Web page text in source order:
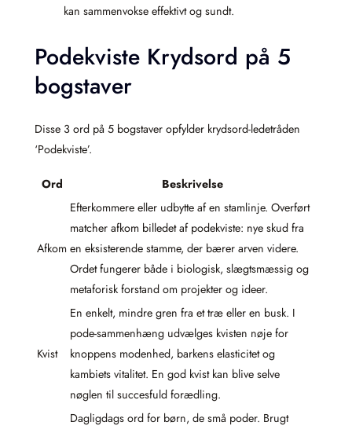
kan sammenvokse effektivt og sundt.
Podekviste Krydsord på 5
bogstaver
Disse 3 ord på 5 bogstaver opfylder krydsord-ledetråden
‘Podekviste’.
Ord Beskrivelse
Afkom
Efterkommere eller udbytte af en stamlinje. Overført
matcher afkom billedet af podekviste: nye skud fra
en eksisterende stamme, der bærer arven videre.
Ordet fungerer både i biologisk, slægtsmæssig og
metaforisk forstand om projekter og ideer.
Kvist
En enkelt, mindre gren fra et træ eller en busk. I
pode-sammenhæng udvælges kvisten nøje for
knoppens modenhed, barkens elasticitet og
kambiets vitalitet. En god kvist kan blive selve
nøglen til succesfuld forædling.
Dagligdags ord for børn, de små poder. Brugt